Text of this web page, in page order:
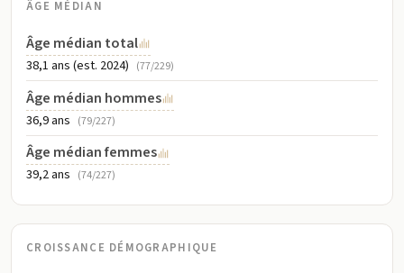
ÂGE MÉDIAN
Âge médian total
38,1 ans (est. 2024) (77/229)
Âge médian hommes
36,9 ans (79/227)
Âge médian femmes
39,2 ans (74/227)
CROISSANCE DÉMOGRAPHIQUE